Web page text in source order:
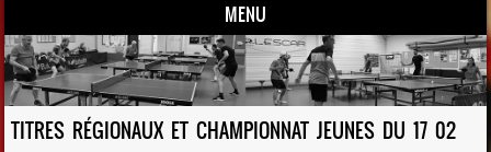
MENU
Skip to content
TITRES RÉGIONAUX ET CHAMPIONNAT JEUNES DU 17 02